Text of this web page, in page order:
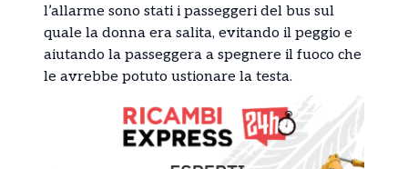
l’allarme sono stati i passeggeri del bus sul
quale la donna era salita, evitando il peggio e
aiutando la passeggera a spegnere il fuoco che
le avrebbe potuto ustionare la testa.